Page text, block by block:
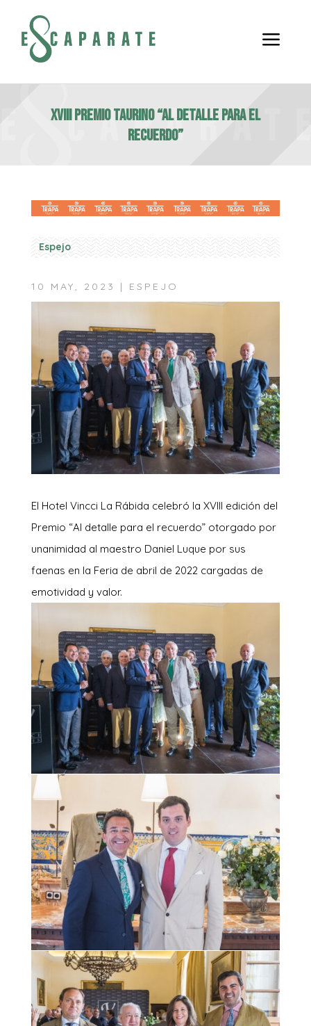
a
XVIII PREMIO TAURINO “AL DETALLE PARA EL
RECUERDO”
Espejo
10 MAY, 2023 | ESPEJO
El Hotel Vincci La Rábida celebró la XVIII edición del
Premio “Al detalle para el recuerdo” otorgado por
unanimidad al maestro Daniel Luque por sus
faenas en la Feria de abril de 2022 cargadas de
emotividad y valor.